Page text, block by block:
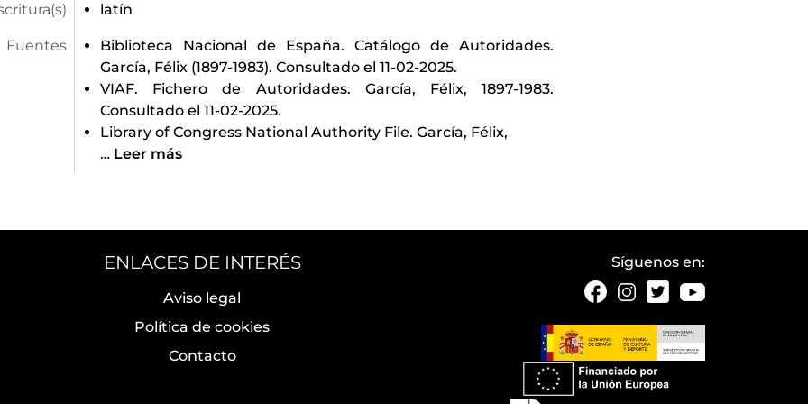
latín
Fuentes
Biblioteca Nacional de España. Catálogo de Autoridades.
García, Félix (1897-1983). Consultado el 11-02-2025.
VIAF. Fichero de Autoridades. García, Félix, 1897-1983.
Consultado el 11-02-2025.
Library of Congress National Authority File. García, Félix,
… Leer más
ENLACES DE INTERÉS
Aviso legal
Política de cookies
Contacto
Síguenos en: